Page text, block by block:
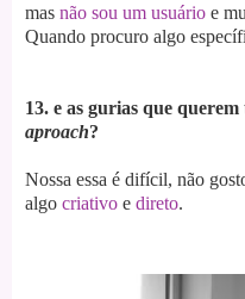
mas não sou um usuário e
Quando procuro algo
13. e as gurias que
aproach?
Nossa essa é difícil, não
algo criativo e direto.